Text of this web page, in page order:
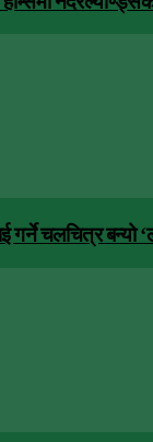
गर्ने चलचित्र बन्यो